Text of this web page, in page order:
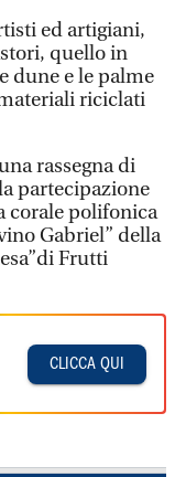
ed artigiani,
quello in
dune e le palme
riciclati
rassegna di
partecipazione
corale polifonica
Gabriel” della
Frutti
CLICCA QUI